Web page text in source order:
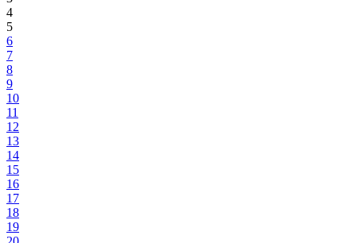
4
5
6
7
8
9
10
11
12
13
14
15
16
17
18
19